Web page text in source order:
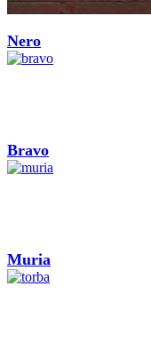
Nero
Bravo
Muria